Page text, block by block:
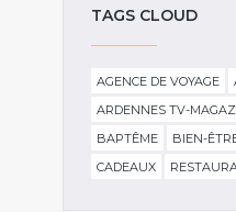
TAGS CLOUD
AGENCE DE VOYAGE
ARDENNES TV-
BAPTÊME
BIEN-
CADEAUX